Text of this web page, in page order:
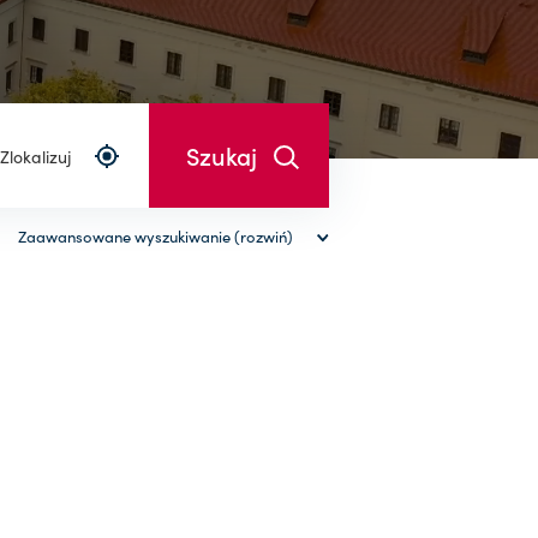
Zlokalizuj
Zaawansowane wyszukiwanie (rozwiń)